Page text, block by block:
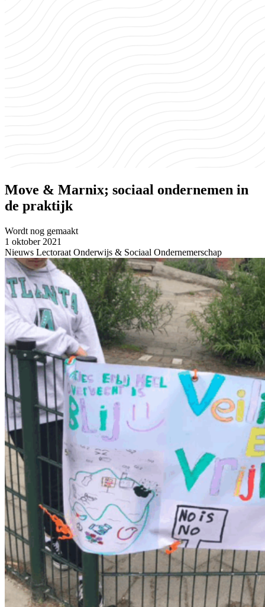
Move & Marnix; sociaal ondernemen in
de praktijk
Wordt nog gemaakt
1 oktober 2021
Nieuws Lectoraat Onderwijs & Sociaal Ondernemerschap